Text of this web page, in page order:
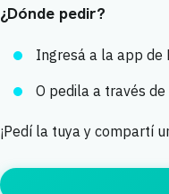
¿Dónde pedir?
Ingresá a la app de
O pedila a través de
¡Pedí la tuya y compartí